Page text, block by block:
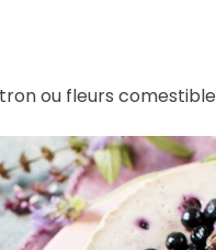
ou fleurs